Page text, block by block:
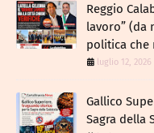
Reggio
lavoro” (da
politica che
luglio 12, 2026
Gallico
Sagra della